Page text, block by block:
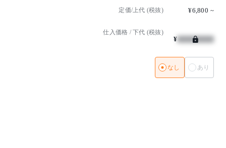
定価/上代 (税抜) ¥6,800 ~
仕入価格 / 下代 (税抜)
¥
なし あり